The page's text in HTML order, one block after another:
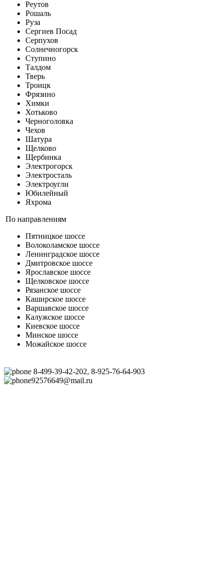
Реутов
Рошаль
Руза
Сергиев Посад
Серпухов
Солнечногорск
Ступино
Талдом
Тверь
Троицк
Фрязино
Химки
Хотьково
Черноголовка
Чехов
Шатура
Щелково
Щербинка
Электрогорск
Электросталь
Электроугли
Юбилейный
Яхрома
По направлениям
Пятницкое шоссе
Волоколамское шоссе
Ленинградское шоссе
Дмитровское шоссе
Ярославское шоссе
Щелковское шоссе
Рязанское шоссе
Каширское шоссе
Варшавское шоссе
Калужское шоссе
Киевское шоссе
Минское шоссе
Можайское шоссе
8-499-39-42-202, 8-925-76-64-903
92576649@mail.ru